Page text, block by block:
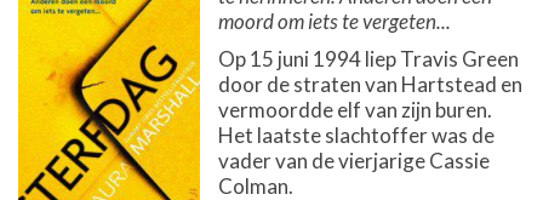
moord om iets te vergeten...
Op 15 juni 1994 liep Travis Green
door de straten van Hartstead en
vermoordde elf van zijn buren.
Het laatste slachtoffer was de
vader van de vierjarige Cassie
Colman.